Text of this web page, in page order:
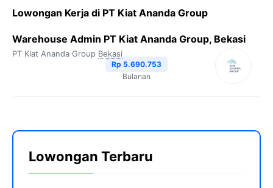
Lowongan Kerja di PT Kiat Ananda Group
Warehouse Admin PT Kiat Ananda Group, Bekasi
PT Kiat Ananda Group Bekasi
Rp 5.690.753
Bulanan
Lowongan Terbaru